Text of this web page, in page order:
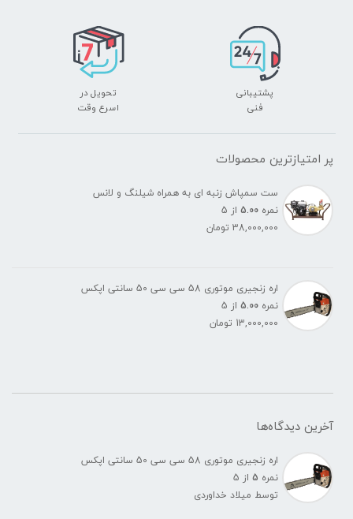
پشتیبانی
فنی
تحویل در
اسرع وقت
پر امتیازترین محصولات
ست سمپاش زنبه ای به همراه شیلنگ و لانس
نمره 5.00 از 5
38,000,000 تومان
اره زنجیری موتوری 58 سی سی 50 سانتی اپکس
نمره 5.00 از 5
13,000,000 تومان
آخرین دیدگاه‌ها
اره زنجیری موتوری 58 سی سی 50 سانتی اپکس
نمره 5 از 5
توسط میلاد خداوردی